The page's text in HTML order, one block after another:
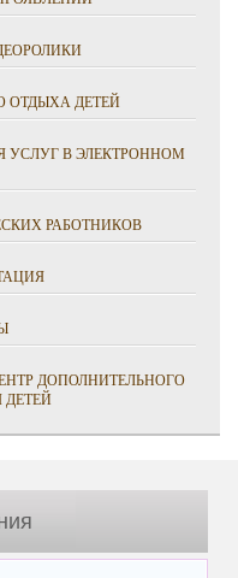
ОТДЫХА ДЕТЕЙ
В ЭЛЕКТРОННОМ
РАБОТНИКОВ
ДОПОЛНИТЕЛЬНОГО
ДЕТЕЙ